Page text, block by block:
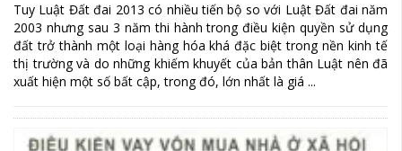
Tuy Luật Đất đai 2013 có nhiều tiến bộ so với Luật Đất đai năm
2003 nhưng sau 3 năm thi hành trong điều kiện quyền sử dụng
đất trở thành một loại hàng hóa khá đặc biệt trong nền kinh tế
thị trường và do những khiếm khuyết của bản thân Luật nên đã
xuất hiện một số bất cập, trong đó, lớn nhất là giá ...